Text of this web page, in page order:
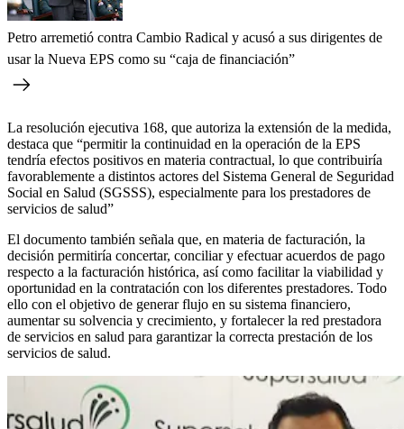
Petro arremetió contra Cambio Radical y acusó a sus dirigentes de
usar la Nueva EPS como su “caja de financiación”
La resolución ejecutiva 168, que autoriza la extensión de la medida,
destaca que “permitir la continuidad en la operación de la EPS
tendría efectos positivos en materia contractual, lo que contribuiría
favorablemente a distintos actores del Sistema General de Seguridad
Social en Salud (SGSSS), especialmente para los prestadores de
servicios de salud”
El documento también señala que, en materia de facturación, la
decisión permitiría concertar, conciliar y efectuar acuerdos de pago
respecto a la facturación histórica, así como facilitar la viabilidad y
oportunidad en la contratación con los diferentes prestadores. Todo
ello con el objetivo de generar flujo en su sistema financiero,
aumentar su solvencia y crecimiento, y fortalecer la red prestadora
de servicios en salud para garantizar la correcta prestación de los
servicios de salud.